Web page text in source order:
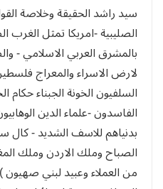
سيد راشد الحقيقة وخلاصة
الصليبية -امريكا تمثل
بالمشرق العربي الاسلامي -
لارض الاسراء والمعراج
السلفيون الخونة الجبناء حكام
الفاسدون -علماء الدين
بدنياهم للاسف الشديد - كال
الصباح وملك الاردن وملك
من العملاء وعبيد لبني صهيون